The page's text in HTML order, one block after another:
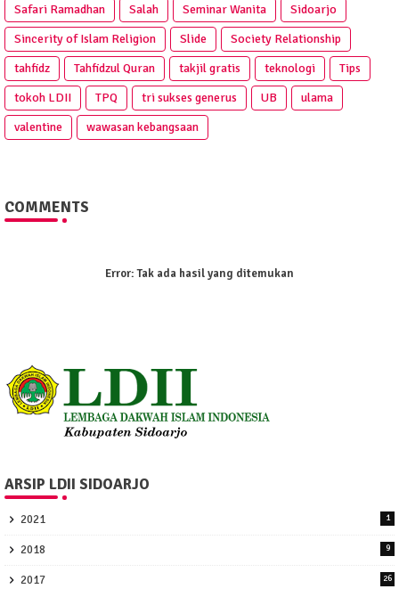
Safari Ramadhan
Salah Seminar Wanita
Sidoarjo
Sincerity of Islam Religion
Slide
Society Relationship
tahfidz
Tahfidzul Quran takjil gratis teknologi
Tips
tokoh LDII
TPQ tri sukses generus UB
ulama
valentine
wawasan kebangsaan
COMMENTS
Error:Tak ada hasil yang ditemukan
ARSIP LDII SIDOARJO
2021 1
2018 9
2017 26